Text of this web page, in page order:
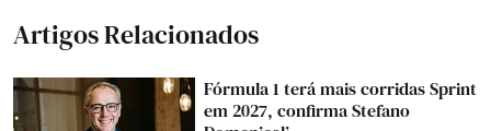
Artigos Relacionados
Fórmula 1 terá mais corridas Sprint
em 2027, confirma Stefano